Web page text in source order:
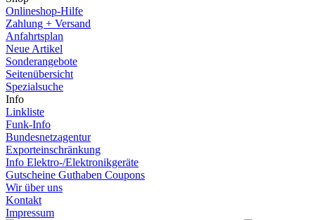
Onlineshop-Hilfe
Zahlung + Versand
Anfahrtsplan
Neue Artikel
Sonderangebote
Seitenübersicht
Spezialsuche
Info
Linkliste
Funk-Info
Bundesnetzagentur
Exporteinschränkung
Info Elektro-/Elektronikgeräte
Gutscheine Guthaben Coupons
Wir über uns
Kontakt
Impressum